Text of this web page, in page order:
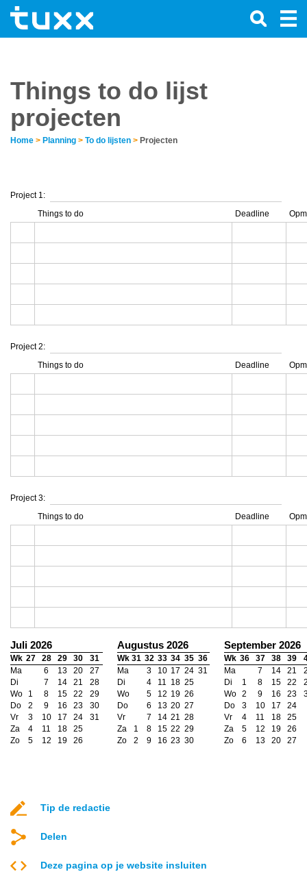
Things to do lijst
projecten
Home > Planning > To do lijsten > Projecten
Project 1:
Things to do
Deadline
Project 2:
Things to do
Deadline
Project 3:
Things to do
Deadline
Juli 2026
Wk 27 28 29 30
31
Ma
6 13 20
27
Di
7 14 21
28
Wo
1 8 15 22
29
Do
2 9 16 23
30
Vr
3 10 17 24
31
Za
4 11 18
25
Zo
5 12 19 26
Augustus 2026
Wk 31 32 33 34 35 36
Ma
3 10 17 24 31
Di
4 11 18 25
Wo
5 12 19 26
Do
6 13 20 27
Vr
7 14 21 28
Za
1 8 15 22 29
Zo
2 9 16 23 30
September 2026
Wk 36 37 38 39
Ma
7 14 21
Di
1 8 15 22
Wo 2 9 16 23
Do
3 10 17
24
Vr
4 11 18
25
Za
5 12 19
26
Zo
6 13 20 27
Tip de redactie
Delen
Deze pagina op je website insluiten